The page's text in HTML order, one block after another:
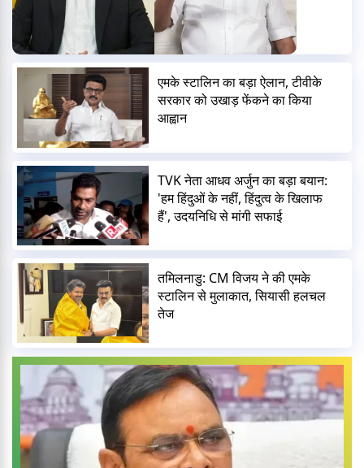
एमके स्टालिन का बड़ा ऐलान, टीवीके
सरकार को उखाड़ फेंकने का किया
आह्वान
TVK नेता आधव अर्जुन का बड़ा बयान:
'हम हिंदुओं के नहीं, हिंदुत्व के खिलाफ
हैं', उदयनिधि से मांगी सफाई
तमिलनाडु: CM विजय ने की एमके
स्टालिन से मुलाकात, सियासी हलचल
तेज